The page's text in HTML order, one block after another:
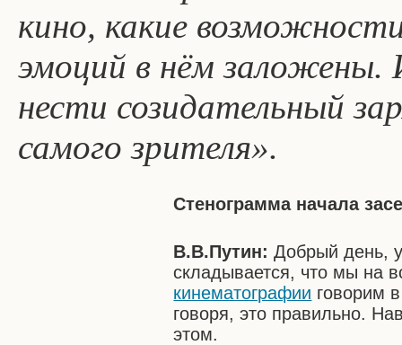
кино, какие
эмоций в нём заложены.
нести созидательный
самого зрителя».
Стенограмма начала
В.В.Путин:Добрый день,
складывается, что мы на
кинематографии говорим
говоря, это правильно.
этом.